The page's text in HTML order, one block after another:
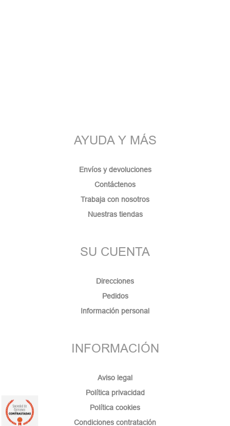
AYUDA Y MÁS
Envíos y devoluciones
Contáctenos
Trabaja con nosotros
Nuestras tiendas
SU CUENTA
Direcciones
Pedidos
Información personal
INFORMACIÓN
Aviso legal
Política privacidad
Política cookies
Condiciones contratación